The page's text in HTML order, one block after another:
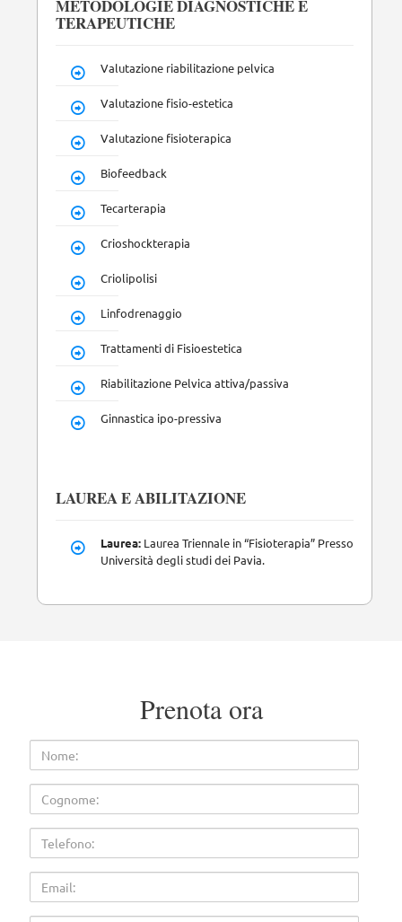
METODOLOGIE DIAGNOSTICHE E
TERAPEUTICHE
Valutazione riabilitazione pelvica
Valutazione fisio-estetica
Valutazione fisioterapica
Biofeedback
Tecarterapia
Crioshockterapia
Criolipolisi
Linfodrenaggio
Trattamenti di Fisioestetica
Riabilitazione Pelvica attiva/passiva
Ginnastica ipo-pressiva
LAUREA E ABILITAZIONE
Laurea:Laurea Triennale in “Fisioterapia” Presso
Università degli studi dei Pavia.
Prenota ora
Telefono